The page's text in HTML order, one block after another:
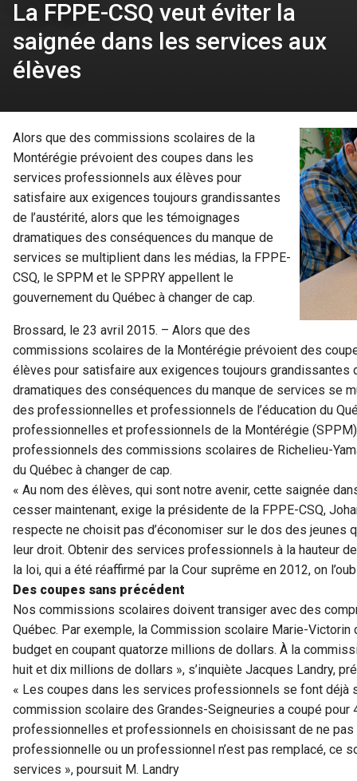
La FPPE-CSQ veut éviter la
saignée dans les services aux
élèves
Alors que des commissions scolaires de la
Montérégie prévoient des coupes dans les
services professionnels aux élèves pour
satisfaire aux exigences toujours grandissantes
de l’austérité, alors que les témoignages
dramatiques des conséquences du manque de
services se multiplient dans les médias, la FPPE-
CSQ, le SPPM et le SPPRY appellent le
gouvernement du Québec à changer de cap.
Brossard, le 23 avril 2015. – Alors que des
commissions scolaires de la Montérégie prévoient des
élèves pour satisfaire aux exigences toujours grandissantes
dramatiques des conséquences du manque de services se
des professionnelles et professionnels de l’éducation du
professionnelles et professionnels de la Montérégie
professionnels des commissions scolaires de Richelieu-
du Québec à changer de cap.
« Au nom des élèves, qui sont notre avenir, cette saignée
cesser maintenant, exige la présidente de la FPPE-CSQ,
respecte ne choisit pas d’économiser sur le dos des jeunes
leur droit. Obtenir des services professionnels à la hauteur
la loi, qui a été réaffirmé par la Cour suprême en 2012, on
Des coupes sans précédent
Nos commissions scolaires doivent transiger avec des
Québec. Par exemple, la Commission scolaire Marie-Victorin
budget en coupant quatorze millions de dollars. À la
huit et dix millions de dollars », s’inquiète Jacques Landry,
« Les coupes dans les services professionnels se font déjà
commission scolaire des Grandes-Seigneuries a coupé
professionnelles et professionnels en choisissant de ne pas
professionnelle ou un professionnel n’est pas remplacé, ce
services », poursuit M. Landry